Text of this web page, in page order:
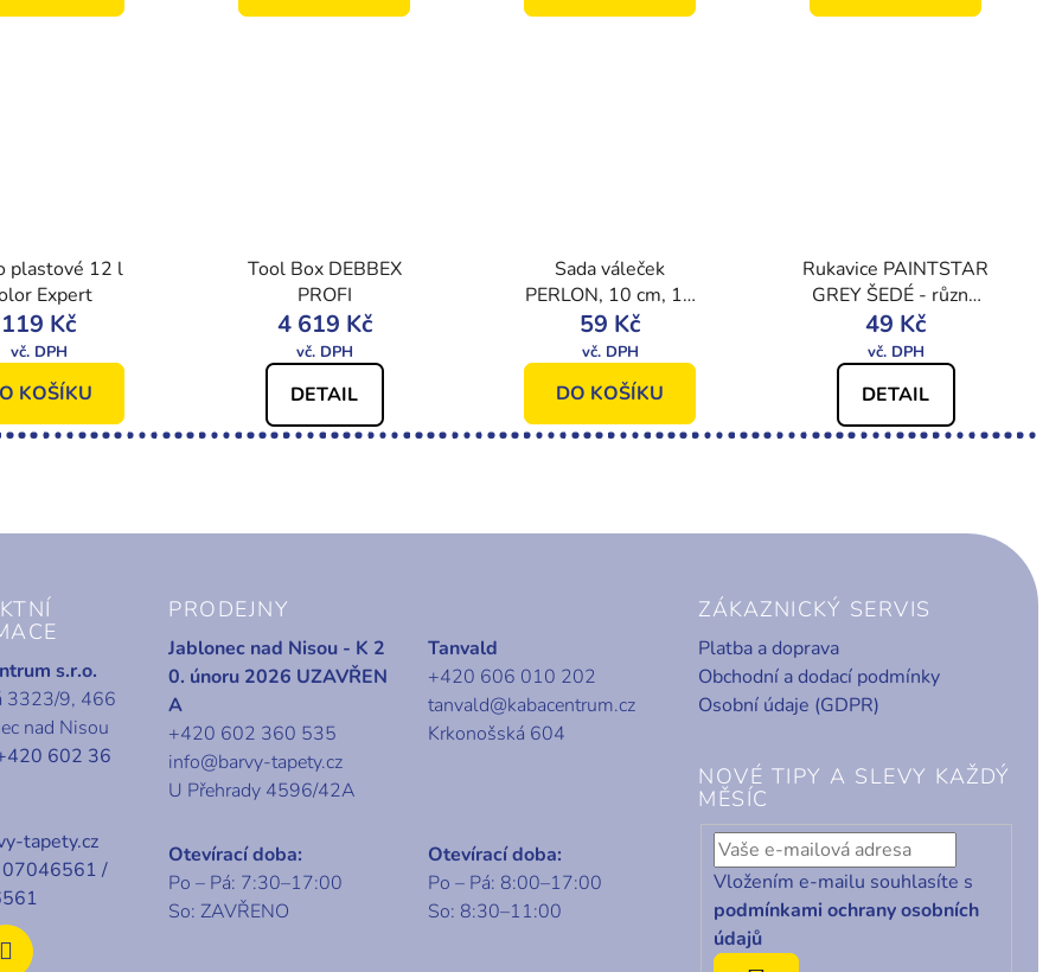
plastové 12 l
Expert
119 Kč
KOŠÍKU
Tool Box DEBBEX
PROFI
4 619 Kč
DETAIL
Sada váleček
PERLON, 10 cm, 12
mm chlup + vanička +
držadlo.
59 Kč
DO KOŠÍKU
Rukavice PAINTSTAR
GREY ŠEDÉ - různé
velikosti
49 Kč
DETAIL
s.r.o.
3323/9, 466
nad Nisou
602 36
tapety.cz
07046561 /
PRODEJNY
Jablonec nad Nisou - K 2
0. únoru 2026 UZAVŘEN
A
+420 602 360 535
info@barvy-tapety.cz
U Přehrady 4596/42A
Tanvald
+420 606 010 202
tanvald@kabacentrum.cz
Krkonošská 604
Otevírací doba:
Po – Pá: 7:30–17:00
So: ZAVŘENO
Otevírací doba:
Po – Pá: 8:00–17:00
So: 8:30–11:00
ZÁKAZNICKÝ SERVIS
Platba a doprava
Obchodní a dodací podmínky
Osobní údaje (GDPR)
NOVÉ TIPY A SLEVY KAŽDÝ
MĚSÍC
Vložením e-mailu souhlasíte s
podmínkami ochrany osobních
údajů